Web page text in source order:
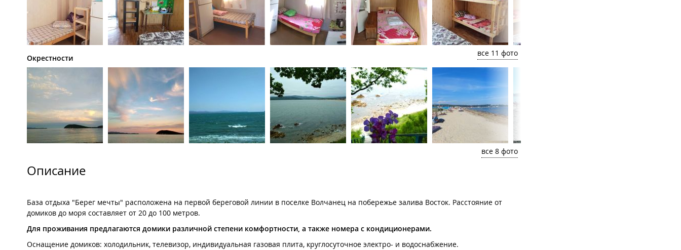
все 11 фото
Окрестности
все 8 фото
Описание
База отдыха "Берег мечты" расположена на первой береговой линии в поселке Волчанец на побережье залива Восток. Расстояние от
домиков до моря составляет от 20 до 100 метров.
Для проживания предлагаются домики различной степени комфортности, а также номера с кондиционерами.
Оснащение домиков: холодильник, телевизор, индивидуальная газовая плита, круглосуточное электро- и водоснабжение.